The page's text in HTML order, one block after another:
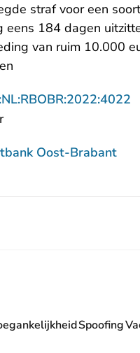
straf voor een
eens 184 dagen
van ruim 10.000
Oost-Brabant
Rechtspraak.nl
verlaat Rechtspraak.nl
- U verlaat Rechtspraak.nl
- U verlaat
- U verlaat
hoogte' nieuwsbrief - U
Spoofing -